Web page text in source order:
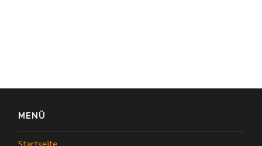
MENÜ
Startseite